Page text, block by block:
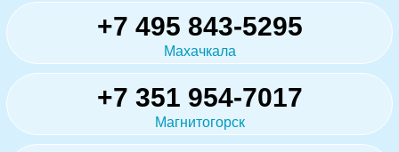
+7 495 843-5295
Махачкала
+7 351 954-7017
Магнитогорск